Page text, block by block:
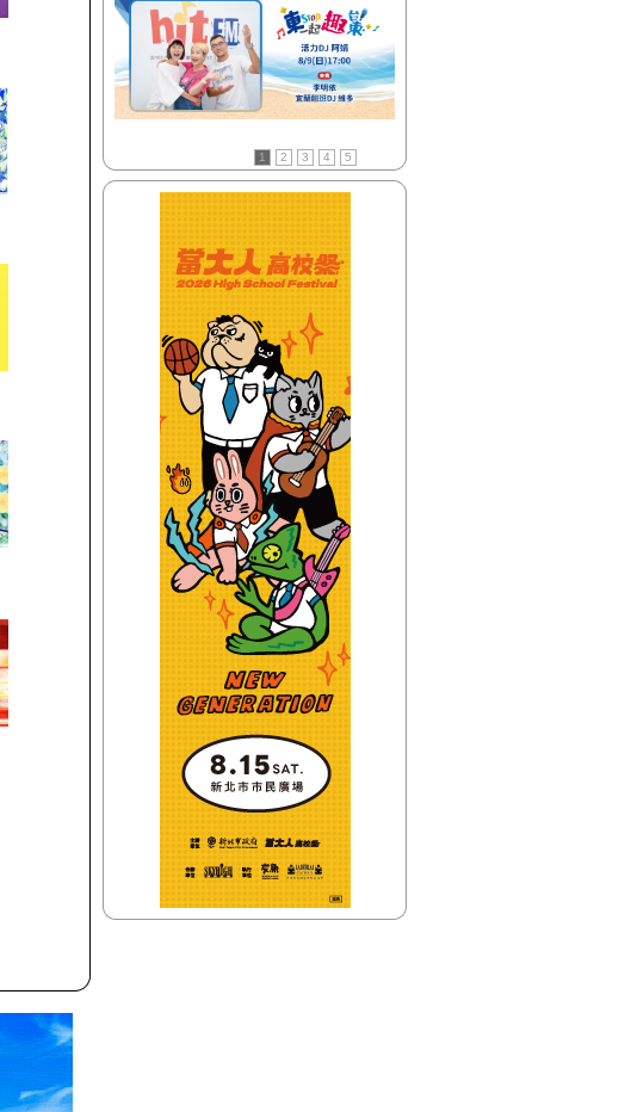
【HitFm正在進行】
(花東)
Hito放輕鬆
(聯播)週六 HIT DJ
(北部)
嗑音樂-Kris
(聯播)週六 HIT DJ
1 2 3 4 5